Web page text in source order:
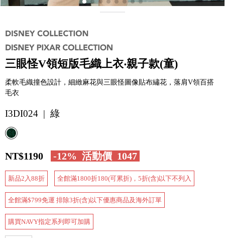
三眼怪V領短版毛織上衣‧親子款(童)
柔軟毛織撞色設計，細緻麻花與三眼怪圖像貼布繡花，落肩V領百搭
毛衣
I3DI024 | 綠
NT$1190 -12% 活動價 1047
新品2入88折 全館滿1800折180(可累折)，5折(含)以下不列入
全館滿$799免運 排除3折(含)以下優惠商品及海外訂單
購買NAVY指定系列即可加購